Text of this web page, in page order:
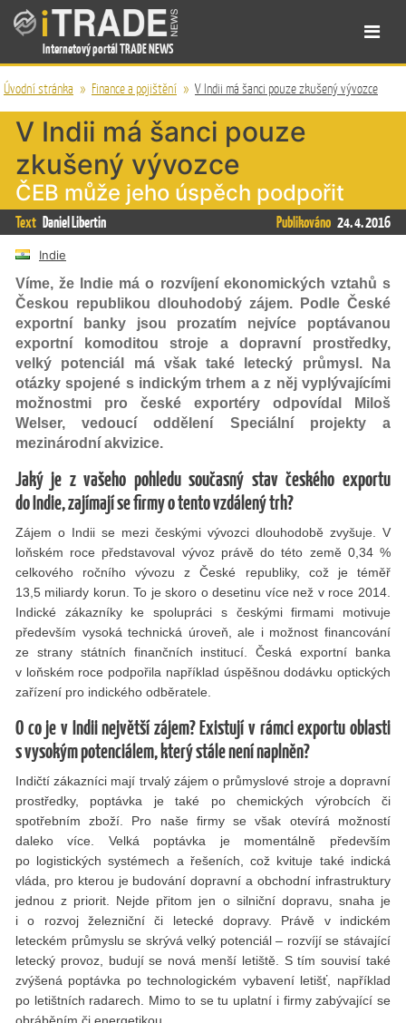
Internetový portál TRADE NEWS
Úvodní stránka » Finance a pojištění » V Indii má šanci pouze zkušený vývozce
V Indii má šanci pouze
zkušený vývozce
ČEB může jeho úspěch podpořit
Text Daniel Libertin Publikováno 24. 4. 2016
Indie
Víme, že Indie má o rozvíjení ekonomických vztahů s
Českou republikou dlouhodobý zájem. Podle České
exportní banky jsou prozatím nejvíce poptávanou
exportní komoditou stroje a dopravní prostředky,
velký potenciál má však také letecký průmysl. Na
otázky spojené s indickým trhem a z něj vyplývajícími
možnostmi pro české exportéry odpovídal Miloš
Welser, vedoucí oddělení Speciální projekty a
mezinárodní akvizice.
Jaký je z vašeho pohledu současný stav českého exportu
do Indie, zajímají se firmy o tento vzdálený trh?
Zájem o Indii se mezi českými vývozci dlouhodobě zvyšuje. V
loňském roce představoval vývoz právě do této země 0,34 %
celkového ročního vývozu z České republiky, což je téměř
13,5 miliardy korun. To je skoro o desetinu více než v roce 2014.
Indické zákazníky ke spolupráci s českými firmami motivuje
především vysoká technická úroveň, ale i možnost financování
ze strany státních finančních institucí. Česká exportní banka
v loňském roce podpořila například úspěšnou dodávku optických
zařízení pro indického odběratele.
O co je v Indii největší zájem? Existují v rámci exportu oblasti
s vysokým potenciálem, který stále není naplněn?
Indičtí zákazníci mají trvalý zájem o průmyslové stroje a dopravní
prostředky, poptávka je také po chemických výrobcích či
spotřebním zboží. Pro naše firmy se však otevírá možností
daleko více. Velká poptávka je momentálně především
po logistických systémech a řešeních, což kvituje také indická
vláda, pro kterou je budování dopravní a obchodní infrastruktury
jednou z priorit. Nejde přitom jen o silniční dopravu, snaha je
i o rozvoj železniční či letecké dopravy. Právě v indickém
leteckém průmyslu se skrývá velký potenciál – rozvíjí se stávající
letecký provoz, budují se nová menší letiště. S tím souvisí také
zvýšená poptávka po technologickém vybavení letišť, například
po letištních radarech. Mimo to se tu uplatní i firmy zabývající se